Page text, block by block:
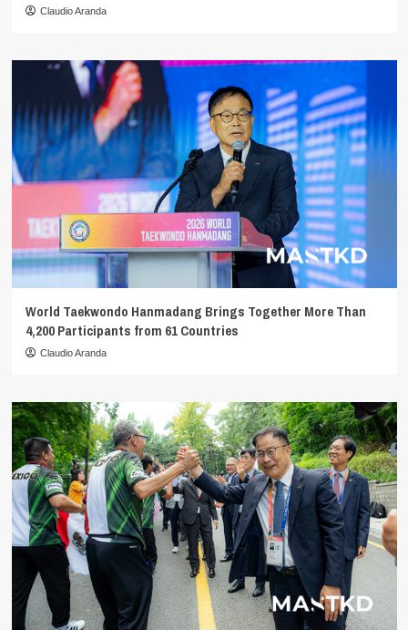
Claudio Aranda
World Taekwondo Hanmadang Brings Together More Than
4,200 Participants from 61 Countries
Claudio Aranda